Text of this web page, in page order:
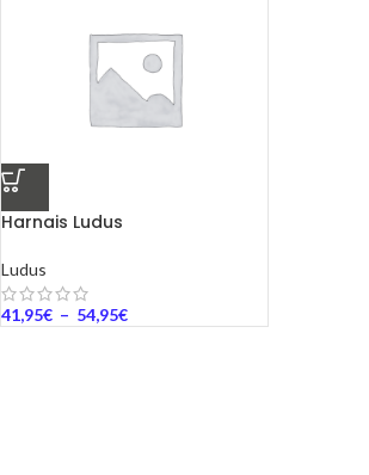
Harnais Ludus
Ludus
41,95€ – 54,95€